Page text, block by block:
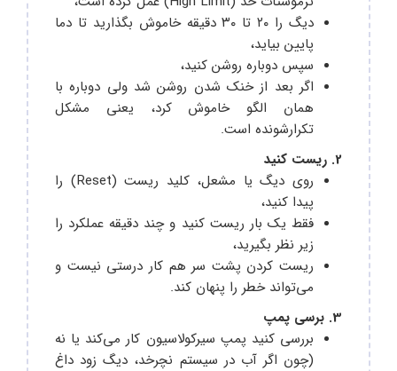
دیگ را ۲۰ تا ۳۰ دقیقه خاموش بگذارید تا دما
پایین بیاید،
سپس دوباره روشن کنید،
اگر بعد از خنک شدن روشن شد ولی دوباره با
همان الگو خاموش کرد، یعنی مشکل
تکرارشونده است.
2. ریست کنید
روی دیگ یا مشعل، کلید ریست (Reset) را
پیدا کنید،
فقط یک بار ریست کنید و چند دقیقه عملکرد را
زیر نظر بگیرید،
ریست کردن پشت سر هم کار درستی نیست و
می‌تواند خطر را پنهان کند.
3. برسی پمپ
بررسی کنید پمپ سیرکولاسیون کار می‌کند یا نه
(چون اگر آب در سیستم نچرخد، دیگ زود داغ